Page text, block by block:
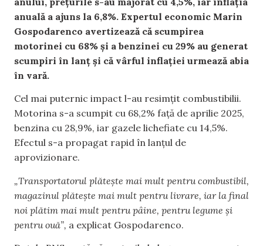
anuală a ajuns la 6,8%. Expertul economic Marin
Gospodarenco avertizează că scumpirea
motorinei cu 68% și a benzinei cu 29% au generat
scumpiri în lanț și că vârful inflației urmează abia
în vară.
Cel mai puternic impact l-au resimțit combustibilii.
Motorina s-a scumpit cu 68,2% față de aprilie 2025,
benzina cu 28,9%, iar gazele lichefiate cu 14,5%.
Efectul s-a propagat rapid în lanțul de
aprovizionare.
„Transportatorul plătește mai mult pentru combustibil,
magazinul plătește mai mult pentru livrare, iar la final
noi plătim mai mult pentru pâine, pentru legume și
pentru ouă”, a explicat Gospodarenco.